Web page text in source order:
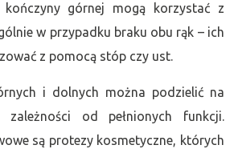
górnej mogą korzystać z
w przypadku braku obu rąk – ich
z pomocą stóp czy ust.
i dolnych można podzielić na
od pełnionych funkcji.
są protezy kosmetyczne, których